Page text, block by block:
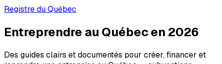
Registre du Québec
Entreprendre au Québec en 2026
Des guides clairs et documentés pour créer, financer et